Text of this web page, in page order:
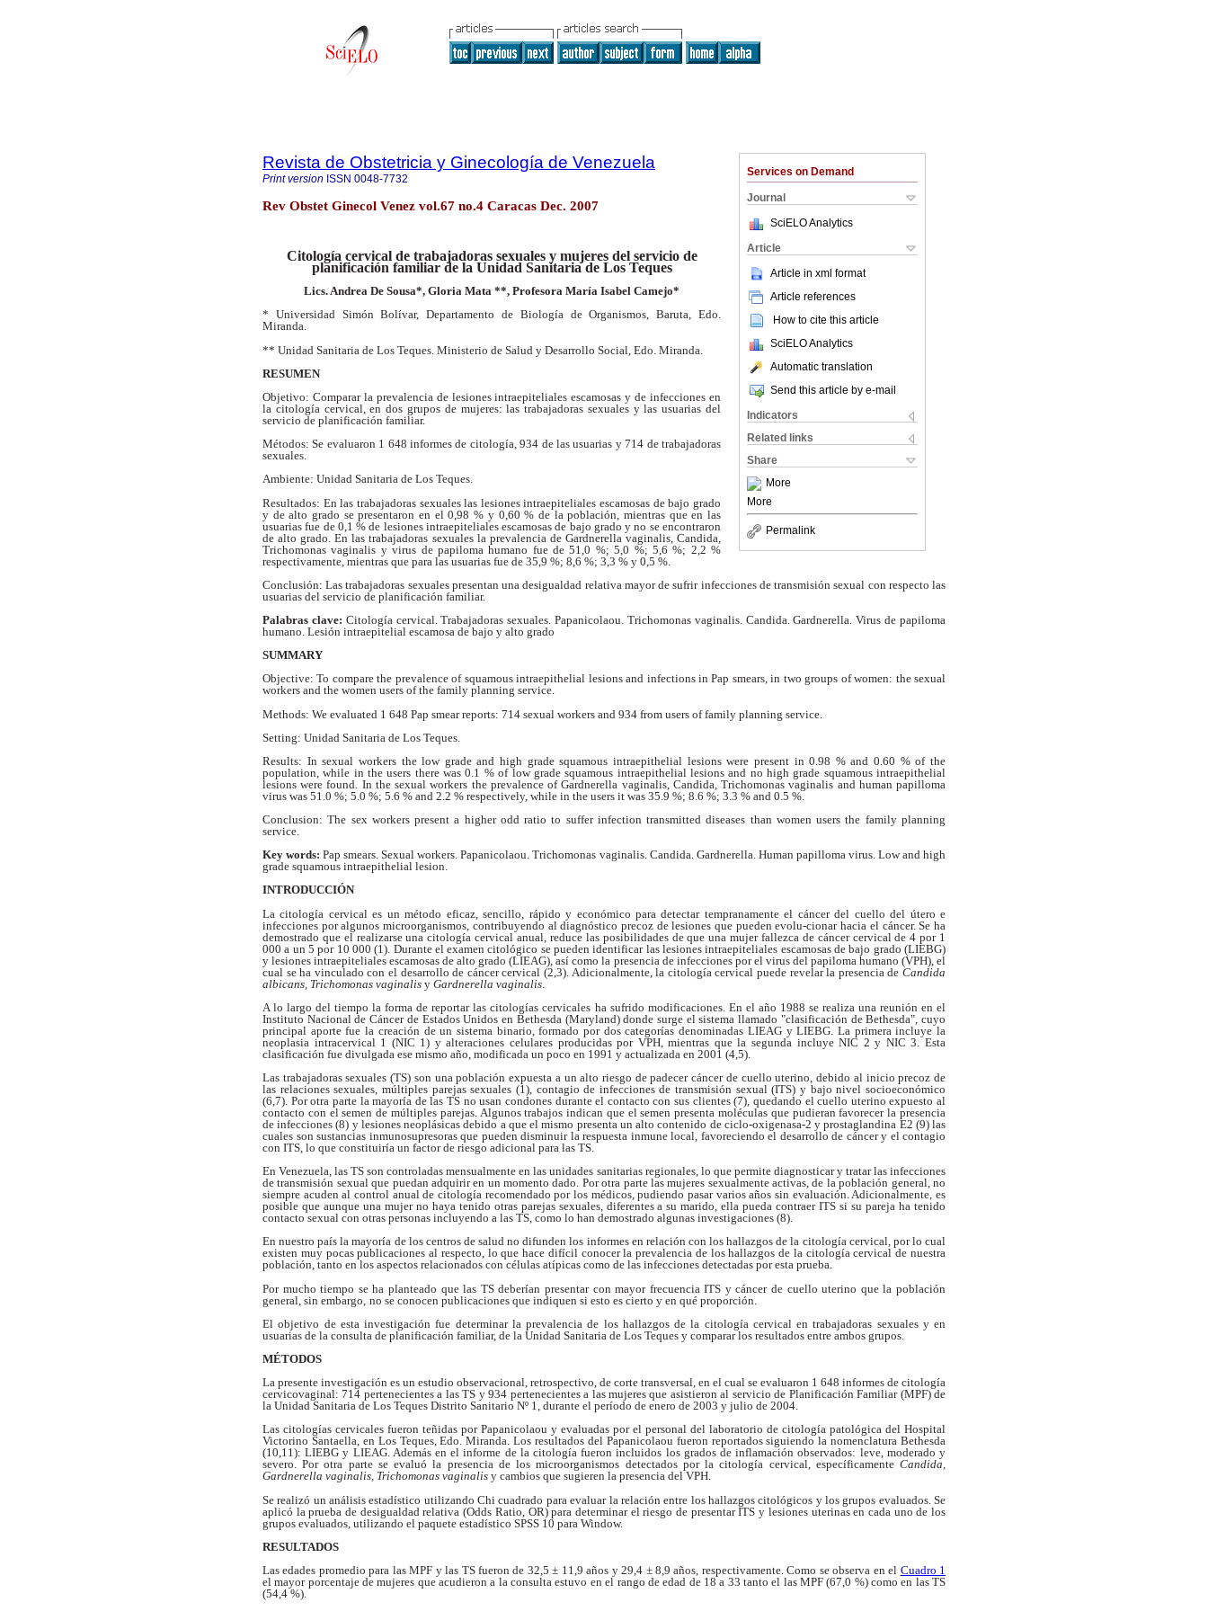
Services on Demand
Journal
SciELO Analytics
Article
Article in xml format
Article references
How to cite this article
SciELO Analytics
Automatic translation
Send this article by e-mail
Indicators
Related links
Share
More
More
Permalink
Revista de Obstetricia y Ginecología de Venezuela
Print version ISSN 0048-7732
Rev Obstet Ginecol Venez vol.67 no.4 Caracas Dec. 2007
Citología cervical de trabajadoras sexuales y mujeres del servicio de
planificación familiar de la Unidad Sanitaria de Los Teques
Lics. Andrea De Sousa*, Gloria Mata **, Profesora María Isabel Camejo*
* Universidad Simón Bolívar, Departamento de Biología de Organismos, Baruta, Edo.
Miranda.
** Unidad Sanitaria de Los Teques. Ministerio de Salud y Desarrollo Social, Edo. Miranda.
RESUMEN
Objetivo: Comparar la prevalencia de lesiones intraepiteliales escamosas y de infecciones en
la citología cervical, en dos grupos de mujeres: las trabajadoras sexuales y las usuarias del
servicio de planificación familiar.
Métodos: Se evaluaron 1 648 informes de citología, 934 de las usuarias y 714 de trabajadoras
sexuales.
Ambiente: Unidad Sanitaria de Los Teques.
Resultados: En las trabajadoras sexuales las lesiones intraepiteliales escamosas de bajo grado
y de altogrado se presentaron en el 0,98 % y 0,60 % de la población, mientras que en las
usuarias fue de 0,1 %de lesiones intraepiteliales escamosas de bajo grado y no se encontraron
de alto grado. En lastrabajadoras sexuales la prevalencia de Gardnerella vaginalis, Candida,
Trichomonas vaginalis y virus de papiloma humano fue de 51,0 %; 5,0 %; 5,6 %; 2,2 %
respectivamente, mientras que para las usuarias fue de 35,9 %; 8,6 %; 3,3 % y 0,5 %.
Conclusión: Las trabajadoras sexuales presentan una desigualdad relativa mayor de sufrir infecciones de transmisión sexual con respecto las
usuarias del servicio de planificación familiar.
Palabras clave: Citología cervical. Trabajadoras sexuales. Papanicolaou. Trichomonas vaginalis. Candida. Gardnerella. Virus de papiloma
humano. Lesión intraepitelial escamosa de bajo y alto grado
SUMMARY
Objective: To compare the prevalence of squamous intraepithelial lesions and infections in Pap smears,in two groups of women: the sexual
workers and the women users of the family planning service.
Methods: We evaluated 1 648 Pap smear reports: 714 sexual workers and 934 from users of family planning service.
Setting: Unidad Sanitaria de Los Teques.
Results: In sexual workers the low grade and high grade squamous intraepithelial lesions were present in 0.98 % and 0.60 % of the
population, while in the users there was 0.1 % of low grade squamous intraepithelial lesions and no high grade squamous intraepithelial
lesions were found. In the sexualworkers the prevalence of Gardnerella vaginalis, Candida, Trichomonas vaginalis and human papilloma
virus was 51.0 %; 5.0 %; 5.6 % and 2.2 % respectively, while in the users it was 35.9 %; 8.6 %; 3.3 % and 0.5 %.
Conclusion: The sex workers present a higher odd ratio to suffer infection transmitted diseases than women users the family planning
service.
Key words:Pap smears. Sexual workers. Papanicolaou. Trichomonas vaginalis. Candida. Gardnerella. Human papilloma virus. Low and high
grade squamous intraepithelial lesion.
INTRODUCCIÓN
La citología cervical es un método eficaz,sencillo, rápido y económico para detectar tempranamenteel cáncer del cuello del útero e
infecciones por algunos microorganismos, contribuyendo aldiagnóstico precoz de lesiones que pueden evolu-cionar hacia el cáncer. Se ha
demostrado que el realizarse una citología cervical anual, reduce las posibilidades de que una mujer fallezca de cáncer cervical de 4 por 1
000 a un 5 por 10 000 (1). Durante el examen citológico se pueden identificar las lesiones intraepiteliales escamosas de bajo grado (LIEBG)
y lesiones intraepiteliales escamosas de alto grado (LIEAG), así como la presencia de infecciones por el virus del papiloma humano (VPH),el
cual se ha vinculado con el desarrollo de cáncercervical (2,3). Adicionalmente, la citología cervicalpuede revelar la presencia deCandida
albicans, Trichomonas vaginalis y Gardnerella vaginalis
A lo largo del tiempo la forma de reportar lascitologías cervicales ha sufrido modificaciones. En el año 1988 se realiza una reunión en el
Instituto Nacional de Cáncer de Estados Unidos en Bethesda (Maryland) donde surge el sistema llamado "clasificación de Bethesda", cuyo
principal aportefue la creación de un sistema binario, formado por dos categorías denominadas LIEAG y LIEBG. La primera incluye la
neoplasia intracervical 1 (NIC 1) y alteraciones celulares producidas por VPH,mientras que la segunda incluye NIC 2 y NIC 3. Esta
clasificación fue divulgada ese mismo año, modificada un poco en 1991 y actualizada en 2001 (4,5).
Las trabajadoras sexuales (TS) son una poblaciónexpuesta a un alto riesgo de padecer cáncer de cuellouterino, debido al inicio precoz de
las relacionessexuales, múltiples parejas sexuales (1), contagio de infecciones de transmisión sexual (ITS) y bajo nivelsocioeconómico
(6,7). Por otra parte la mayoría delas TS no usan condones durante el contacto con sus clientes (7), quedando el cuello uterino expuesto al
contacto con el semen de múltiples parejas. Algunostrabajos indican que el semen presenta moléculas que pudieran favorecer la presencia
de infecciones(8) y lesiones neoplásicas debido a que el mismo presenta un alto contenido de ciclo-oxigenasa-2 yprostaglandina E2 (9) las
cuales son sustancias inmunosupresoras que pueden disminuir la respuesta inmune local, favoreciendo el desarrollo de cáncer y el contagio
con ITS, lo que constituiría un factor de riesgo adicional para las TS.
En Venezuela, las TS son controladas mensualmenteen las unidades sanitarias regionales, lo que permite diagnosticar y tratar las infecciones
detransmisión sexual que puedan adquirir en unmomento dado. Por otra parte las mujeres sexualmente activas, de la población general, no
siempre acuden al control anual de citología recomendado por los médicos, pudiendo pasar variosaños sin evaluación. Adicionalmente, es
posible que aunque una mujer no haya tenido otras parejas sexuales, diferentes a su marido, ella pueda contraerITS si su pareja ha tenido
contacto sexual con otras personas incluyendo a las TS, como lo han demostrado algunas investigaciones (8).
En nuestro país la mayoría de los centros desalud no difunden los informes en relación con loshallazgos de la citología cervical, por lo cual
existen muy pocas publicaciones al respecto, lo que hace difícil conocer la prevalencia de los hallazgos de la citología cervical de nuestra
población, tanto en los aspectos relacionados con células atípicas como de las infecciones detectadas por esta prueba.
Por mucho tiempo se ha planteado que las TSdeberían presentar con mayor frecuencia ITS y cáncerde cuello uterino que la población
general, sin embargo, no se conocen publicaciones que indiquen si esto es cierto y en qué proporción.
El objetivo de esta investigación fue determinar la prevalencia de los hallazgos de la citología cervical en trabajadoras sexuales y en
usuarias de la consulta de planificación familiar, de la Unidad Sanitaria de Los Teques y comparar los resultados entre ambos grupos.
MÉTODOS
La presente investigación es un estudio observacional, retrospectivo, de corte transversal, en el cual se evaluaron 1 648 informes de citología
cervicovaginal: 714 pertenecientes a las TS y 934 pertenecientes a las mujeres que asistieron al serviciode Planificación Familiar (MPF) de
la Unidad Sanitaria de Los Teques Distrito Sanitario Nº 1, durante el período de enero de 2003 y julio de 2004.
Las citologías cervicales fueron teñidas por Papanicolaou y evaluadas por el personal del laboratorio de citología patológica del Hospital
Victorino Santaella, en Los Teques, Edo. Miranda.Los resultados del Papanicolaou fueron reportadossiguiendo la nomenclatura Bethesda
(10,11): LIEBGy LIEAG. Además en el informe de la citologíafueron incluidos los grados de inflamaciónobservados: leve, moderado y
severo. Por otra parte se evaluó la presencia de los microorganismos detectados por la citología cervical, específicamenteCandida,
Gardnerella vaginalis, Trichomonas vaginalis y cambios que sugieren la presencia del VPH.
Se realizó un análisis estadístico utilizando Chicuadrado para evaluar la relación entre los hallazgoscitológicos y los grupos evaluados. Se
aplicó laprueba de desigualdad relativa (Odds Ratio, OR)para determinar el riesgo de presentar ITS y lesiones uterinas en cada uno de los
grupos evaluados, utilizando el paquete estadístico SPSS 10 para Window.
RESULTADOS
Las edades promedio para las MPF y las TS fueron de 32,5 ± 11,9 años y 29,4 ± 8,9 años, respectivamente. Como se observa en el Cuadro 1
elmayor porcentaje de mujeres que acudieron a laconsulta estuvo en el rango de edad de 18 a 33 tantoel las MPF (67,0 %) como en las TS
(54,4 %).